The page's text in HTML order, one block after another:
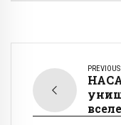
PREVIOUS
НАСА